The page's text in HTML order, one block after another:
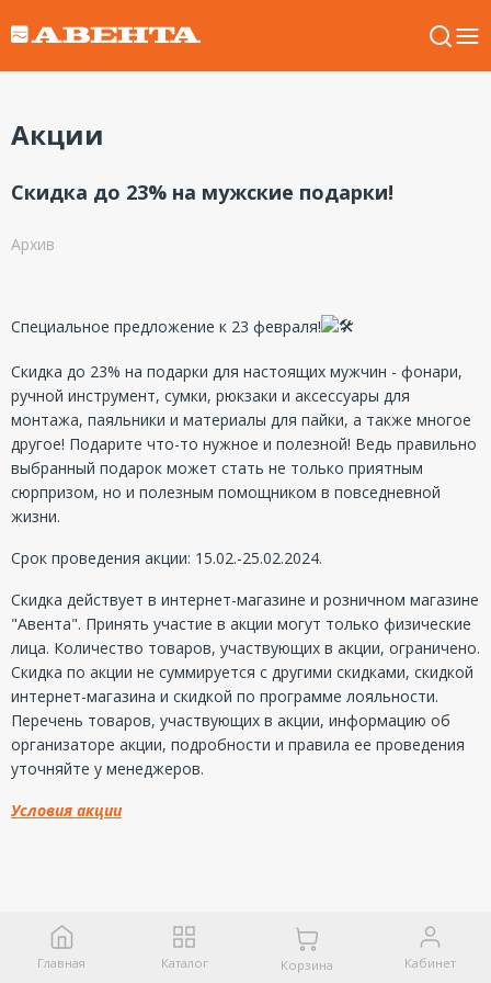
Акции
Скидка до 23% на мужские подарки!
Архив
Специальное предложение к 23 февраля!
Скидка до 23% на подарки для настоящих мужчин - фонари,
ручной инструмент, сумки, рюкзаки и аксессуары для
монтажа, паяльники и материалы для пайки, а также многое
другое! Подарите что-то нужное и полезной! Ведь правильно
выбранный подарок может стать не только приятным
сюрпризом, но и полезным помощником в повседневной
жизни.
Срок проведения акции: 15.02.-25.02.2024.
Скидка действует в интернет-магазине и розничном магазине
"Авента". Принять участие в акции могут только физические
лица. Количество товаров, участвующих в акции, ограничено.
Скидка по акции не суммируется с другими скидками, скидкой
интернет-магазина и скидкой по программе лояльности.
Перечень товаров, участвующих в акции, информацию об
организаторе акции, подробности и правила ее проведения
уточняйте у менеджеров.
Условия акции
Главная Каталог Корзина Кабинет